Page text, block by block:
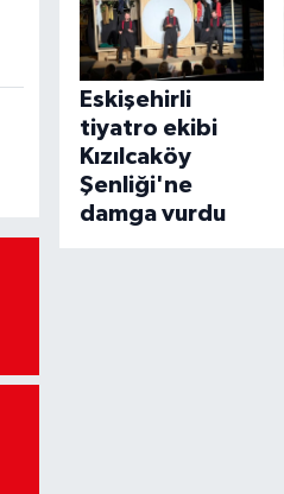
Eskişehirli
tiyatro ekibi
Kızılcaköy
Şenliği'ne
damga vurdu